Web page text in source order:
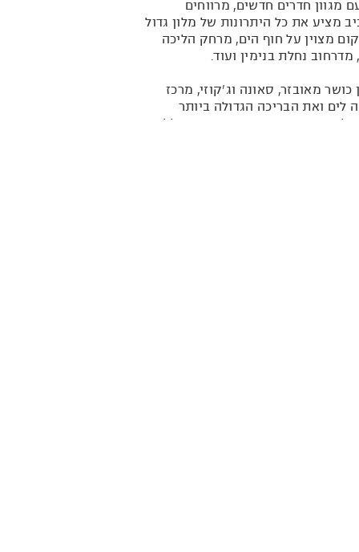
חדרים חדשים, מרווחים
מציע את כל היתרונות של מלון גדול
מצוין על חוף הים, מרחק הליכה
נחלת בנימין ועוד.
מכון כושר מאובזר, סאונה וג'קוזי, מרכז
ואת הבריכה הגדולה ביותר
משמשות כקומות יוקרה וכוללות